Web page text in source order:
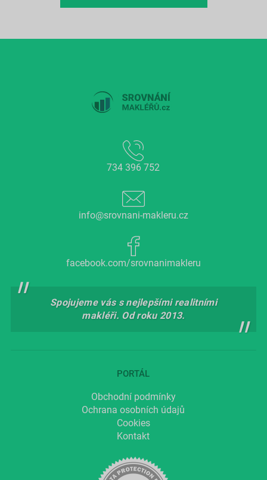
734 396 752
info@srovnani-makleru.cz
facebook.com/srovnanimakleru
Spojujeme vás s nejlepšími realitními
makléři. Od roku 2013.
PORTÁL
Obchodní podmínky
Ochrana osobních údajů
Cookies
Kontakt